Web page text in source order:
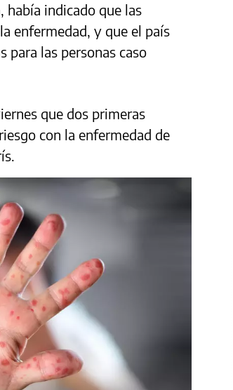
indicado que las
enfermedad, y que el país
para las personas caso
que dos primeras
con la enfermedad de